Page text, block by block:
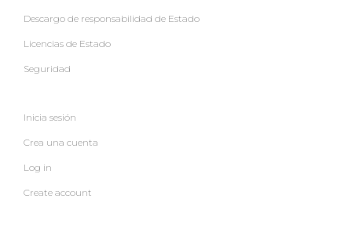
Descargo de responsabilidad de Estado
Licencias de Estado
Seguridad
Inicia sesión
Crea una cuenta
Log in
Create account